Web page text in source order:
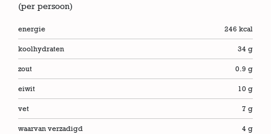
(per persoon)
energie 246 kcal
koolhydraten 34 g
zout 0.9 g
eiwit 10 g
vet 7 g
waarvan verzadigd 4 g